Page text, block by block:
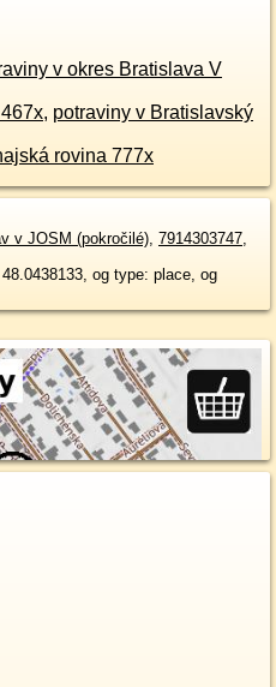
v okres Bratislava V
, potraviny v Bratislavský
rovina 777x
v JOSM (pokročilé), 7914303747,
og type: place, og